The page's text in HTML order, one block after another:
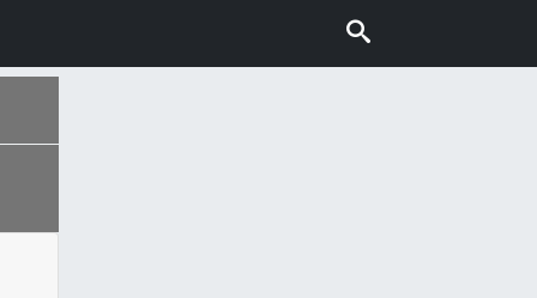
da Volkswagen, Audi, Nissan e Renault. É,